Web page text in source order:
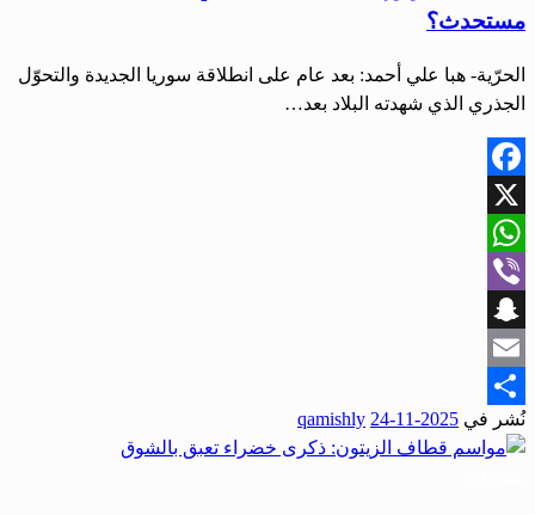
مستحدث؟
الحرّية- هبا علي أحمد: بعد عام على انطلاقة سوريا الجديدة والتحوّل
الجذري الذي شهدته البلاد بعد…
Facebook
X
WhatsApp
Viber
Snapchat
Email
Share
نُشر في 2025-11-24
qamishly